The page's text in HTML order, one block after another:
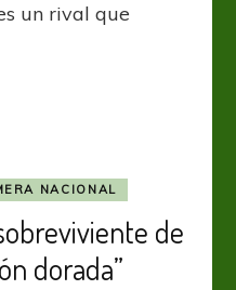
un rival que
NACIONAL
de
dorada”